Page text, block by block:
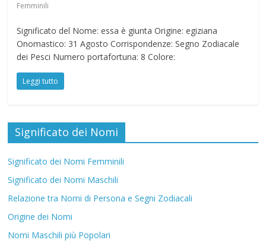
Femminili
Significato del Nome: essa è giunta Origine: egiziana
Onomastico: 31 Agosto Corrispondenze: Segno Zodiacale
dei Pesci Numero portafortuna: 8 Colore:
Leggi tutto
Significato dei Nomi
Significato dei Nomi Femminili
Significato dei Nomi Maschili
Relazione tra Nomi di Persona e Segni Zodiacali
Origine dei Nomi
Nomi Maschili più Popolari